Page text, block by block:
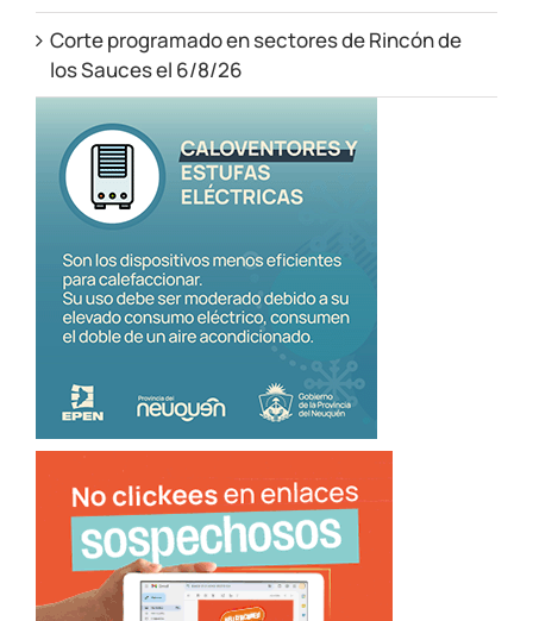
Corte programado en sectores de Rincón de
los Sauces el 6/8/26